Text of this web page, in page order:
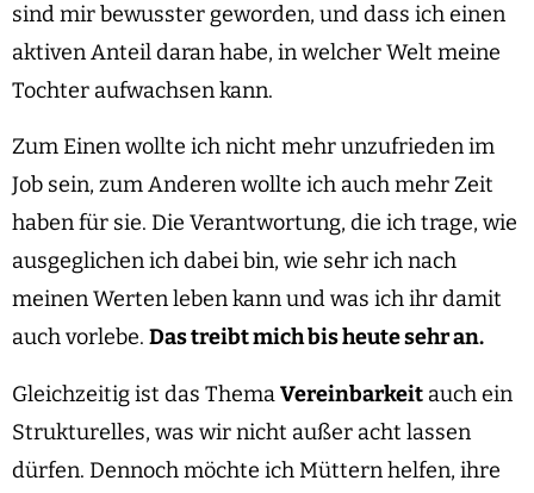
sind mir bewusster geworden, und dass ich einen
aktiven Anteil daran habe, in welcher Welt meine
Tochter aufwachsen kann.
Zum Einen wollte ich nicht mehr unzufrieden im
Job sein, zum Anderen wollte ich auch mehr Zeit
haben für sie. Die Verantwortung, die ich trage, wie
ausgeglichen ich dabei bin, wie sehr ich nach
meinen Werten leben kann und was ich ihr damit
auch vorlebe. Das treibt mich bis heute sehr an.
Gleichzeitig ist das ThemaVereinbarkeit auch ein
Strukturelles, was wir nicht außer acht lassen
dürfen. Dennoch möchte ich Müttern helfen, ihre